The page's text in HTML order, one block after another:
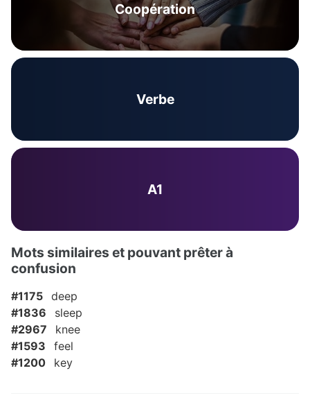
Coopération
Verbe
A1
Mots similaires et pouvant prêter à
confusion
#1175 deep
#1836
sleep
#2967
knee
#1593
feel
#1200
key